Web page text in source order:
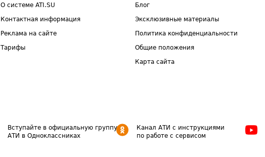
О системе ATI.SU
Контактная информация
Реклама на сайте
Тарифы
Блог
Эксклюзивные материалы
Политика конфиденциальности
Общие положения
Карта сайта
Вступайте в официальную группу
АТИ в Одноклассниках
Канал АТИ с инструкциями
по работе с сервисом